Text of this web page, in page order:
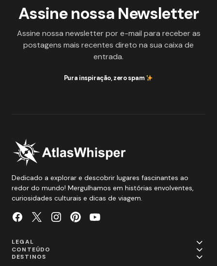
Assine nossa Newsletter
Assine nossa newsletter por e-mail para receber as
postagens mais recentes direto na sua caixa de
entrada.
Pura inspiração, zero spam
Dedicado a explorar e descobrir lugares fascinantes ao
redor do mundo! Mergulhamos em histórias envolventes,
curiosidades culturais e dicas de viagem.
LEGAL
CONTEÚDO
DESTINOS